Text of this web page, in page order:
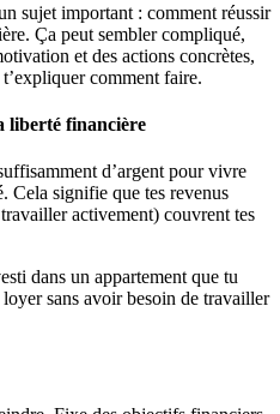
sujet important : comment réussir
Ça peut sembler compliqué,
et des actions concrètes,
comment faire.
liberté financière
d’argent pour vivre
Cela signifie que tes revenus
activement) couvrent tes
dans un appartement que tu
sans avoir besoin de travailler